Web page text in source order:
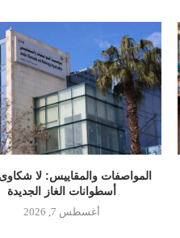
المواصفات والمقاييس: لا
أسطوانات الغاز الجديدة
أغسطس 7, 2026